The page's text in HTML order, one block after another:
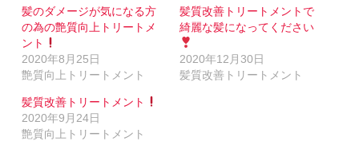
ィ
ン
ド
ウ
で
開
き
ま
リ
ッ
ク
く
だ
(新
し
い
ウ
髪のダメージが気になる方
の為の艶質向上トリートメ
ント
2020年8月25日
艶質向上トリートメント
髪質改善トリートメントで
綺麗な髪になってください
2020年12月30日
髪質改善トリートメント
髪質改善トリートメント
2020年9月24日
艶質向上トリートメント